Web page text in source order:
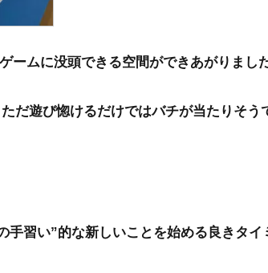
ームに没頭できる空間ができあがりました
だ遊び惚けるだけではバチが当たりそ
習い”的な新しいことを始める良きタイ